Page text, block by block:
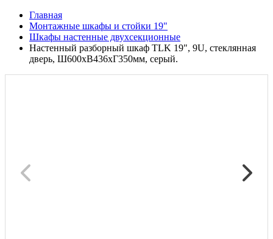
Главная
Монтажные шкафы и стойки 19"
Шкафы настенные двухсекционные
Настенный разборный шкаф TLK 19", 9U, стеклянная
дверь, Ш600хВ436хГ350мм, серый.